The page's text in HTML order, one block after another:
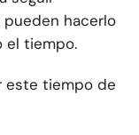
hacerlo
el tiempo.
este tiempo de